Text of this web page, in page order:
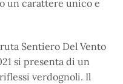
un carattere unico e
Sentiero Del Vento
si presenta di un
verdognoli. Il